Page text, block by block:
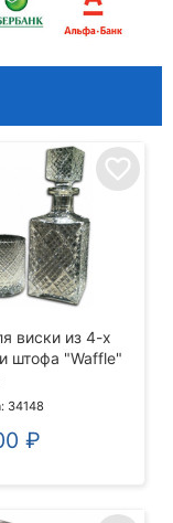
favorite_border
виски из 4-х
штофа "Waffle"
34148
₽